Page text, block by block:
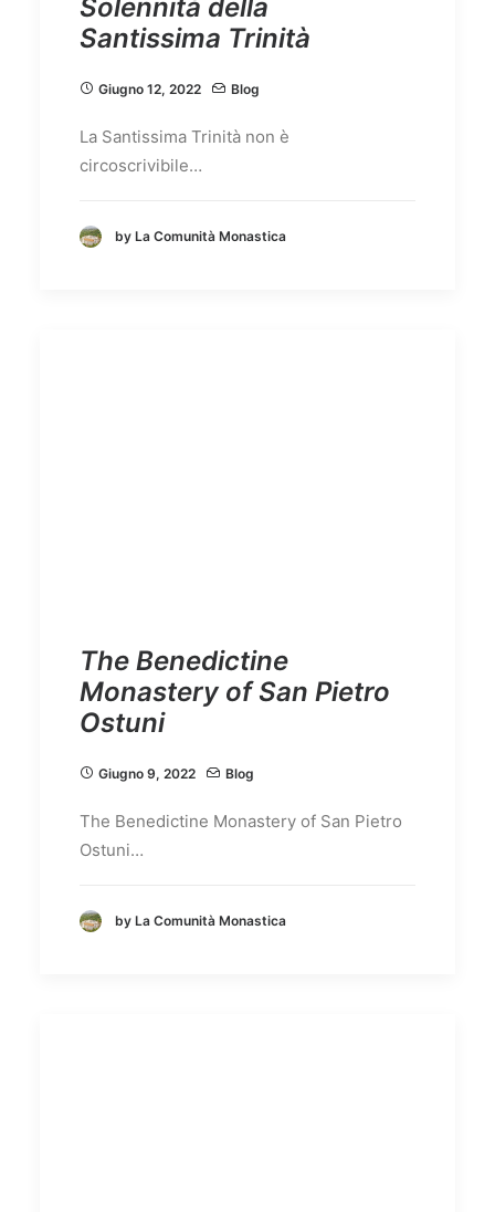
Solennità della
Santissima Trinità
Giugno 12, 2022 Blog
La Santissima Trinità non è
circoscrivibile…
by La Comunità Monastica
The Benedictine
Monastery of San Pietro
Ostuni
Giugno 9, 2022 Blog
The Benedictine Monastery of San Pietro
Ostuni…
by La Comunità Monastica